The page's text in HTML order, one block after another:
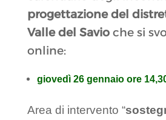
progettazione del
Valle del Savioche si
online:
giovedì 26 gennaio ore
Area di intervento “